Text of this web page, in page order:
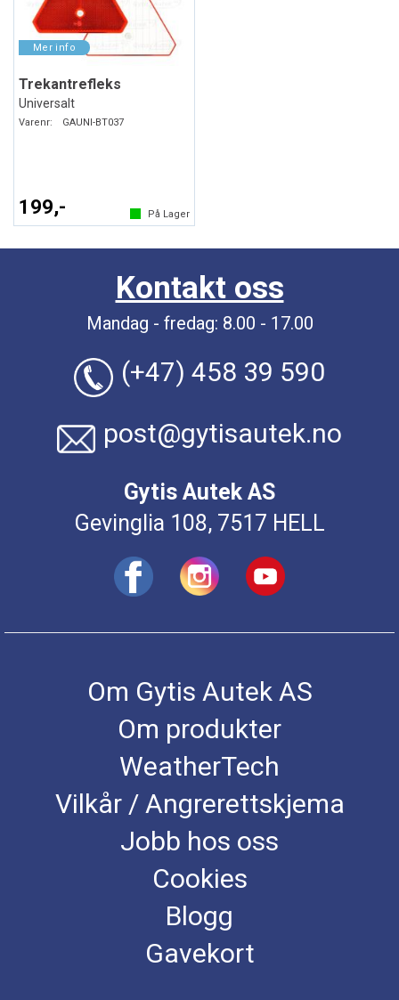
Trekantrefleks
Universalt
Varenr: GAUNI-BT037
199,- På Lager
Kontakt oss
Mandag - fredag: 8.00 - 17.00
(+47) 458 39 590
post@gytisautek.no
Gytis Autek AS
Gevinglia 108, 7517 HELL
Om Gytis Autek AS
Om produkter
WeatherTech
Vilkår / Angrerettskjema
Jobb hos oss
Cookies
Blogg
Gavekort